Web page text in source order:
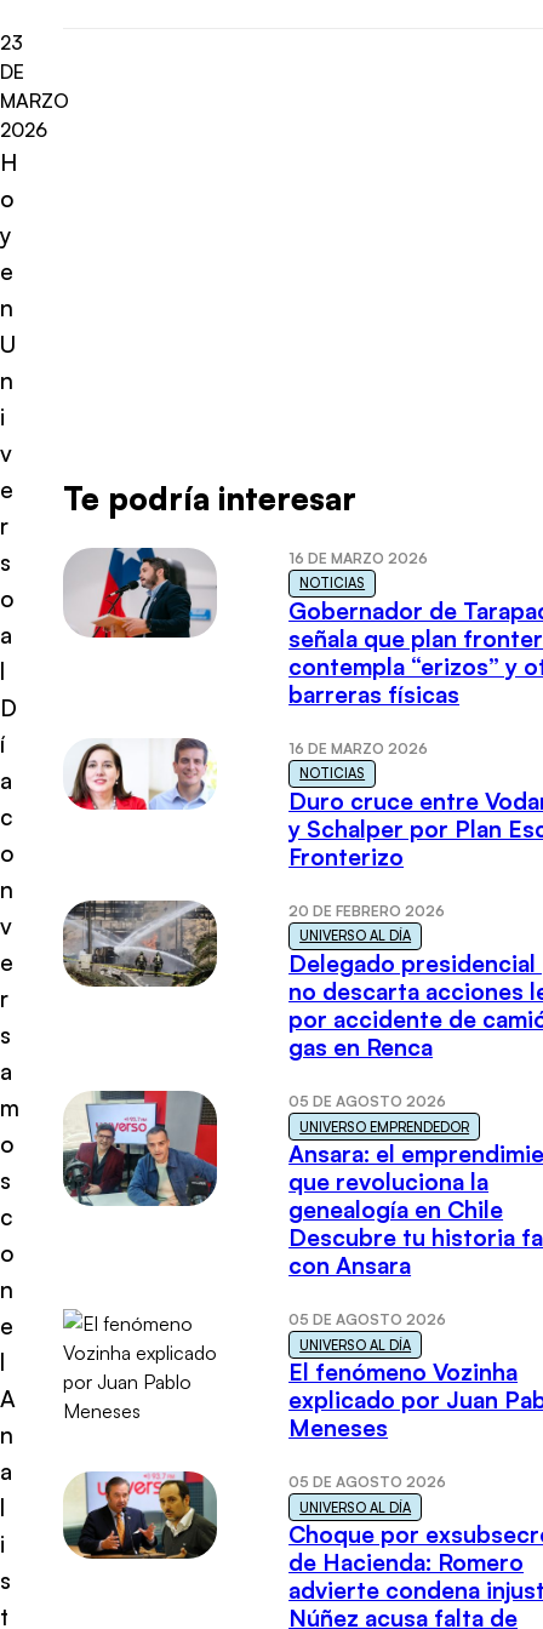
23
DE
MARZO
2026
H
o
y
e
n
U
n
i
v
e
r
s
o
a
l
D
í
a
c
o
n
v
e
r
s
a
m
o
s
c
o
n
e
l
A
n
a
l
i
s
t
Te podría interesar
16 DE MARZO 2026
NOTICIAS
Gobernador de
señala que plan
contempla “erizos” y
barreras físicas
16 DE MARZO 2026
NOTICIAS
Duro cruce entre
y Schalper por Plan
Fronterizo
20 DE FEBRERO 2026
UNIVERSO AL DÍA
Delegado presidencial
no descarta acciones
por accidente de
gas en Renca
05 DE AGOSTO 2026
UNIVERSO EMPRENDEDOR
Ansara: el
que revoluciona la
genealogía en Chile
Descubre tu historia
con Ansara
05 DE AGOSTO 2026
UNIVERSO AL DÍA
El fenómeno Vozinha
explicado por Juan
Meneses
05 DE AGOSTO 2026
UNIVERSO AL DÍA
Choque por
de Hacienda: Romero
advierte condena
Núñez acusa falta de